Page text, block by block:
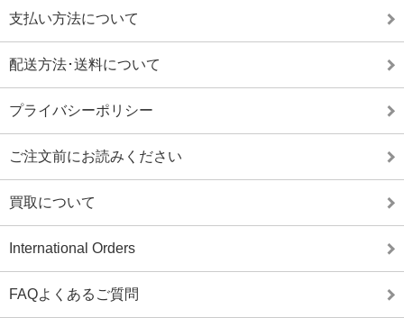
支払い方法について
配送方法･送料について
プライバシーポリシー
ご注文前にお読みください
買取について
International Orders
FAQよくあるご質問